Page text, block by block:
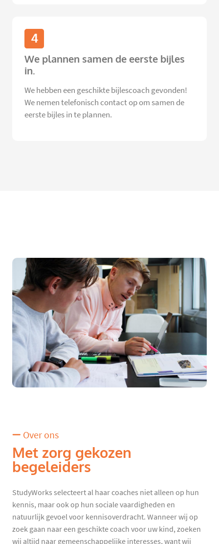
4
We plannen samen de eerste bijles
in.
We hebben een geschikte bijlescoach gevonden!
We nemen telefonisch contact op om samen de
eerste bijles in te plannen.
Over ons
Met zorg gekozen
begeleiders
StudyWorks selecteert al haar coaches niet alleen op hun
kennis, maar ook op hun sociale vaardigheden en
natuurlijk gevoel voor kennisoverdracht. Wanneer wij op
zoek gaan naar een geschikte coach voor uw kind, zoeken
wij altijd naar gemeenschappelijke interesses, want wij